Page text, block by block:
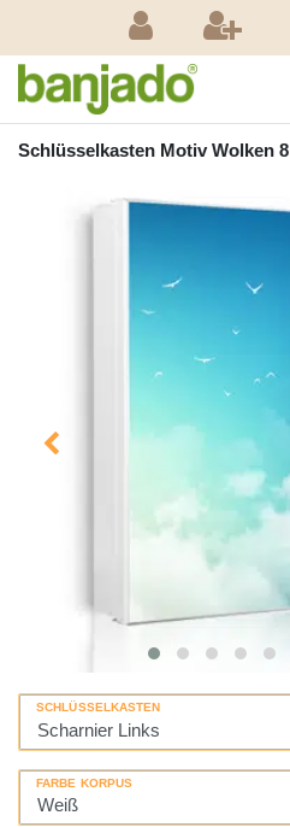
Schlüsselkasten Motiv Wolken 8
SCHLÜSSELKASTEN
FARBE KORPUS